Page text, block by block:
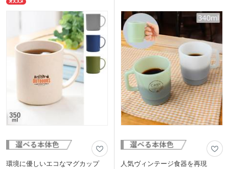
環境に優しいエコなマグカップ 人気ヴィンテージ食器を再現